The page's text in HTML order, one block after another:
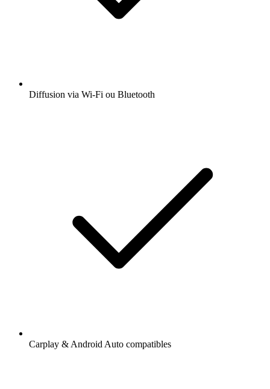
Diffusion via Wi-Fi ou Bluetooth
Carplay & Android Auto compatibles